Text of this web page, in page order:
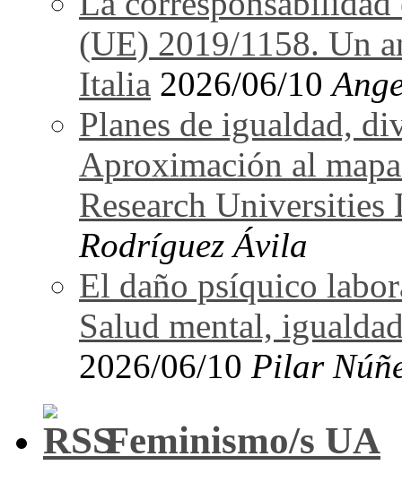
(UE) 2019/1158. Un
Italia 2026/06/10
Planes de igualdad,
Aproximación al
Research Universities
Rodríguez Ávila
El daño psíquico
Salud mental,
2026/06/10 Pilar
Feminismo/s UA